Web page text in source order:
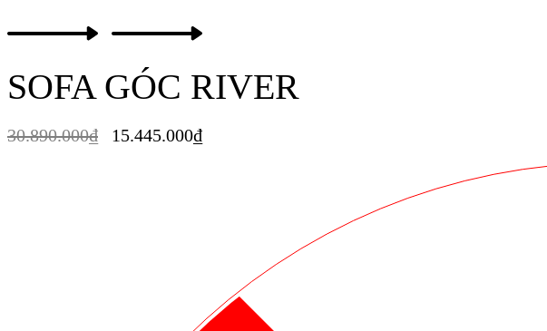
Product
product:
SOFA GÓC RIVER
30.890.000₫ 15.445.000₫